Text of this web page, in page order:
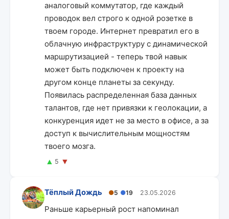
аналоговый коммутатор, где каждый
проводок вел строго к одной розетке в
твоем городе. Интернет превратил его в
облачную инфраструктуру с динамической
маршрутизацией - теперь твой навык
может быть подключен к проекту на
другом конце планеты за секунду.
Появилась распределенная база данных
талантов, где нет привязки к геолокации, а
конкуренция идет не за место в офисе, а за
доступ к вычислительным мощностям
твоего мозга.
▲ 5 ▼
Тёплый Дождь ●5 ●19 23.05.2026
Раньше карьерный рост напоминал